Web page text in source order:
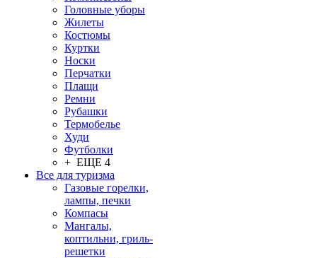
Головные уборы
Жилеты
Костюмы
Куртки
Носки
Перчатки
Плащи
Ремни
Рубашки
Термобелье
Худи
Футболки
+ ЕЩЕ 4
Все для туризма
Газовые горелки,
лампы, печки
Компасы
Мангалы,
коптильни, гриль-
решетки